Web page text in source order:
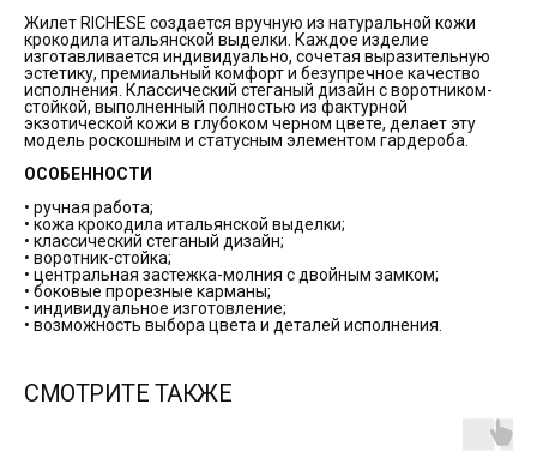
Жилет RICHESE создается вручную из натуральной кожи
крокодила итальянской выделки. Каждое изделие
изготавливается индивидуально, сочетая выразительную
эстетику, премиальный комфорт и безупречное качество
исполнения. Классический стеганый дизайн с воротником-
стойкой, выполненный полностью из фактурной
экзотической кожи в глубоком черном цвете, делает эту
модель роскошным и статусным элементом гардероба.
ОСОБЕННОСТИ
• ручная работа;
• кожа крокодила итальянской выделки;
• классический стеганый дизайн;
• воротник-стойка;
• центральная застежка-молния с двойным замком;
• боковые прорезные карманы;
• индивидуальное изготовление;
• возможность выбора цвета и деталей исполнения.
СМОТРИТЕ ТАКЖЕ